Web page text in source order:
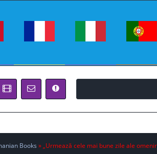
Books » „Urmează cele mai bune zile ale